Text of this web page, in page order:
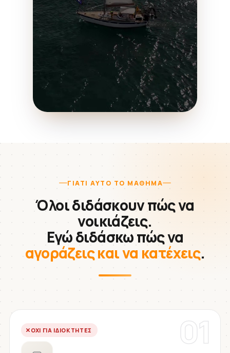
ΓΙΑΤΊ ΑΥΤΌ ΤΟ ΜΆΘΗΜΑ
Όλοι διδάσκουν πώς να
νοικιάζεις.
Εγώ διδάσκω πώς να
αγοράζεις και να κατέχεις.
01
ΌΧΙ ΓΙΑ ΙΔΙΟΚΤΉΤΕΣ